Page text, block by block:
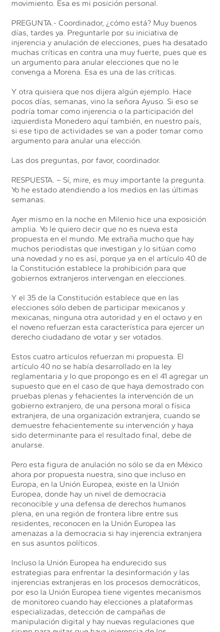
movimiento. Esa es mi posición personal.
PREGUNTA.- Coordinador, ¿cómo está? Muy buenos
días, tardes ya. Preguntarle por su iniciativa de
injerencia y anulación de elecciones, pues ha desatado
muchas críticas en contra una muy fuerte, pues que es
un argumento para anular elecciones que no le
convenga a Morena. Esa es una de las críticas.
Y otra quisiera que nos dijera algún ejemplo. Hace
pocos días, semanas, vino la señora Ayuso. Si eso se
podría tomar como injerencia o la participación del
izquierdista Monedero aquí también, en nuestro país,
si ese tipo de actividades se van a poder tomar como
argumento para anular una elección.
Las dos preguntas, por favor, coordinador.
RESPUESTA. – Sí, mire, es muy importante la pregunta.
Yo he estado atendiendo a los medios en las últimas
semanas.
Ayer mismo en la noche en Milenio hice una exposición
amplia. Yo le quiero decir que no es nueva esta
propuesta en el mundo. Me extraña mucho que hay
muchos periodistas que investigan y lo sitúan como
una novedad y no es así, porque ya en el artículo 40 de
la Constitución establece la prohibición para que
gobiernos extranjeros intervengan en elecciones.
Y el 35 de la Constitución establece que en las
elecciones sólo deben de participar mexicanos y
mexicanas, ninguna otra autoridad y en el octavo y en
el noveno refuerzan esta característica para ejercer un
derecho ciudadano de votar y ser votados.
Estos cuatro artículos refuerzan mi propuesta. El
artículo 40 no se había desarrollado en la ley
reglamentaria y lo que propongo es en el 41 agregar un
supuesto que en el caso de que haya demostrado con
pruebas plenas y fehacientes la intervención de un
gobierno extranjero, de una persona moral o física
extranjera, de una organización extranjera, cuando se
demuestre fehacientemente su intervención y haya
sido determinante para el resultado final, debe de
anularse.
Pero esta figura de anulación no sólo se da en México
ahora por propuesta nuestra, sino que incluso en
Europa, en la Unión Europea, existe en la Unión
Europea, donde hay un nivel de democracia
reconocible y una defensa de derechos humanos
plena, en una región de frontera libre entre sus
residentes, reconocen en la Unión Europea las
amenazas a la democracia si hay injerencia extranjera
en sus asuntos políticos.
Incluso la Unión Europea ha endurecido sus
estrategias para enfrentar la desinformación y las
injerencias extranjeras en los procesos democráticos,
por eso la Unión Europea tiene vigentes mecanismos
de monitoreo cuando hay elecciones a plataformas
especializadas, detección de campañas de
manipulación digital y hay nuevas regulaciones que